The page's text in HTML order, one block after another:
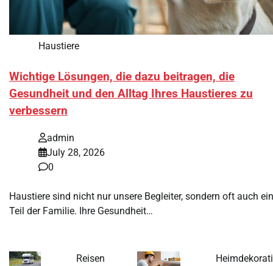
Haustiere
Wichtige Lösungen, die dazu beitragen, die
Gesundheit und den Alltag Ihres Haustieres zu
verbessern
admin
July 28, 2026
0
Haustiere sind nicht nur unsere Begleiter, sondern oft auch ein
Teil der Familie. Ihre Gesundheit…
Reisen